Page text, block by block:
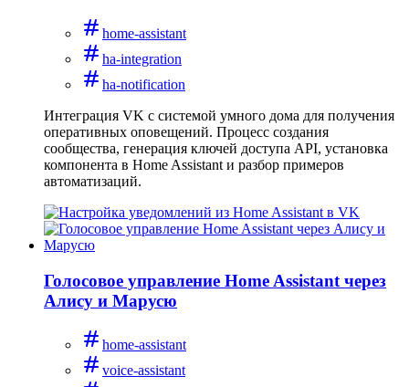
home-assistant
ha-integration
ha-notification
Интеграция VK с системой умного дома для получения
оперативных оповещений. Процесс создания
сообщества, генерация ключей доступа API, установка
компонента в Home Assistant и разбор примеров
автоматизаций.
Голосовое управление Home Assistant через
Алису и Марусю
home-assistant
voice-assistant